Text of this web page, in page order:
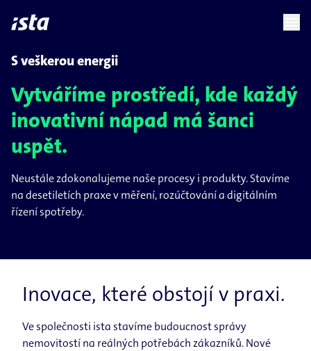
languagechevron_right
S veškerou energii
Vytváříme prostředí, kde každý
inovativní nápad má šanci
uspět.
Neustále zdokonalujeme naše procesy i produkty. Stavíme
na desetiletích praxe v měření, rozúčtování a digitálním
řízení spotřeby.
Inovace, které obstojí v praxi.
Ve společnosti ista stavíme budoucnost správy
nemovitostí na reálných potřebách zákazníků. Nové